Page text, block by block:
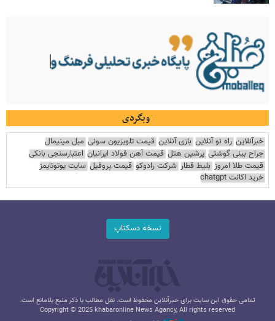
وبگردی
خبرآنلاین راه نو آنلاین بازی آنلاین قیمت تلویزیون سونی مبل مینیمال
جراح بینی گوشتی پرشین هتل قیمت آهن فولاد ایرانیان اعتبارسنجی بانکی
قیمت طلا امروز بلیط قطار شرکت رادوکو قیمت پروفیل سایت یوتوتایمز
خرید اکانت chatgpt
نسخه دسکتاپ
تمامی حقوق این سایت برای خبرآنلاین محفوظ است. نقل مطالب با ذکر منبع بلامانع است.
Copyright © 2025 khabaronline News Agancy, All rights reserved